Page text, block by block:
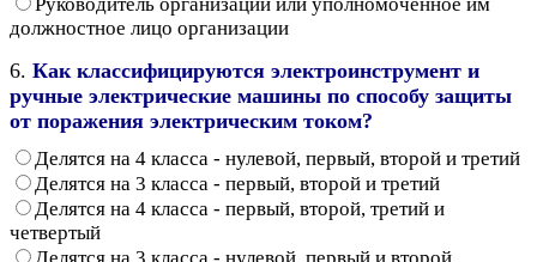
должностное лицо организации
6. Как классифицируются электроинструмент и
ручные электрические машины по способу защиты
от поражения электрическим током?
Делятся на 4 класса - нулевой, первый, второй и третий
Делятся на 3 класса - первый, второй и третий
Делятся на 4 класса - первый, второй, третий и
четвертый